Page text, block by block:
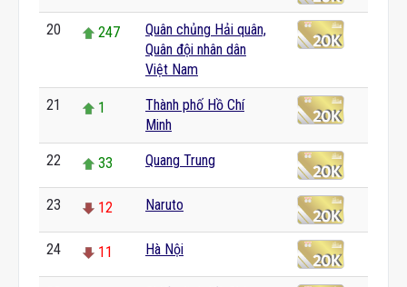
20 247
Quân chủng Hải quân,
Quân đội nhân dân
Việt Nam
21 1
Thành phố Hồ Chí
Minh
22 33 Quang Trung
23 12 Naruto
24 11 Hà Nội